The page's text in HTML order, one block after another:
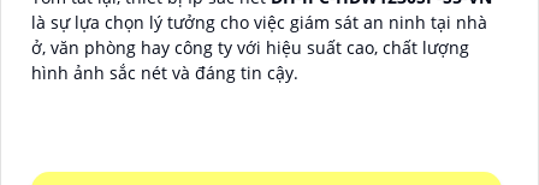
là sự lựa chọn lý tưởng cho việc giám sát an ninh tại nhà
ở, văn phòng hay công ty với hiệu suất cao, chất lượng
hình ảnh sắc nét và đáng tin cậy.